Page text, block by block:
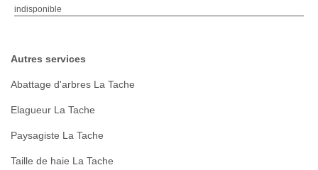
indisponible
Autres services
Abattage d'arbres La Tache
Elagueur La Tache
Paysagiste La Tache
Taille de haie La Tache